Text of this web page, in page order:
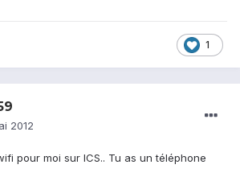
1
2012
pour moi sur ICS.. Tu as un téléphone